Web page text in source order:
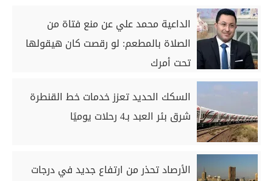
الداعية محمد علي عن منع فتاة من
الصلاة بالمطعم: لو رقصت كان هيقولها
تحت أمرك
السكك الحديد تعزز خدمات خط القنطرة
شرق بئر العبد بـ4 رحلات يوميًا
الأرصاد تحذر من ارتفاع جديد في درجات